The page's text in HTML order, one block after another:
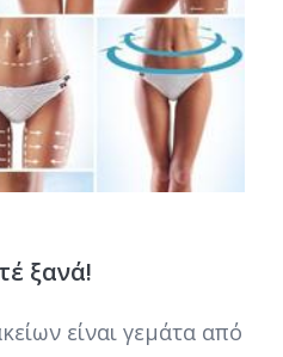
ξανά!
είναι γεμάτα από